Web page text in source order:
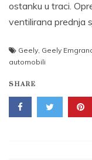
ostanku u traci.
ventilirana prednja
Geely, Geely
automobili
SHARE